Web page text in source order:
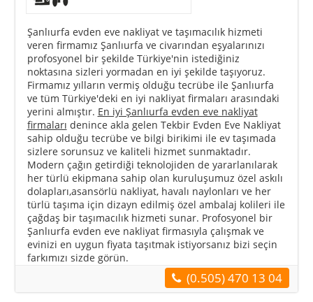
Şanlıurfa evden eve nakliyat ve taşımacılık hizmeti
veren firmamız Şanlıurfa ve civarından eşyalarınızı
profosyonel bir şekilde Türkiye'nin istediğiniz
noktasına sizleri yormadan en iyi şekilde taşıyoruz.
Firmamız yılların vermiş olduğu tecrübe ile Şanlıurfa
ve tüm Türkiye'deki en iyi nakliyat firmaları arasındaki
yerini almıştır. En iyi Şanlıurfa evden eve nakliyat
firmaları denince akla gelen Tekbir Evden Eve Nakliyat
sahip olduğu tecrübe ve bilgi birikimi ile ev taşımada
sizlere sorunsuz ve kaliteli hizmet sunmaktadır.
Modern çağın getirdiği teknolojiden de yararlanılarak
her türlü ekipmana sahip olan kuruluşumuz özel askılı
dolapları,asansörlü nakliyat, havalı naylonları ve her
türlü taşıma için dizayn edilmiş özel ambalaj kolileri ile
çağdaş bir taşımacılık hizmeti sunar. Profosyonel bir
Şanlıurfa evden eve nakliyat firmasıyla çalışmak ve
evinizi en uygun fiyata taşıtmak istiyorsanız bizi seçin
farkımızı sizde görün.
(0.505) 470 13 04